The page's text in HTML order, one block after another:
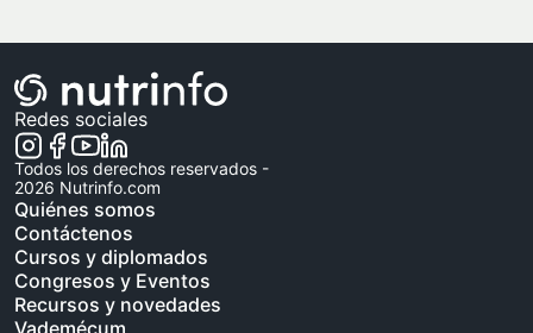
Redes sociales
Todos los derechos reservados -
2026 Nutrinfo.com
Quiénes somos
Contáctenos
Cursos y diplomados
Congresos y Eventos
Recursos y novedades
Vademécum